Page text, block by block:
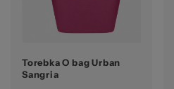
Torebka O bag Urban
Sangria